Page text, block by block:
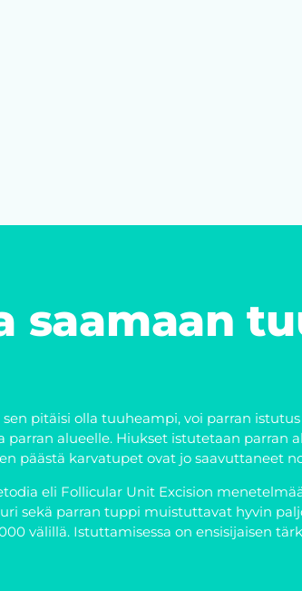
saamaan
pitäisi olla tuuheampi, voi parran
alueelle. Hiukset istutetaan parran
päästä karvatupet ovat jo saavuttaneet
eli Follicular Unit Excision
sekä parran tuppi muistuttavat hyvin
välillä. Istuttamisessa on ensisijaisen